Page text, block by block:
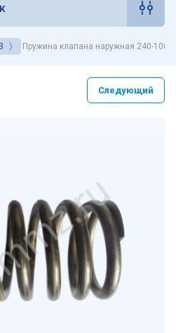
Пружина клапана наружная 240-
Следующий